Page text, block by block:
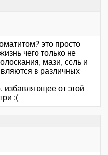
это просто
чего только не
мази, соль и
в различных
избавляющее от этой
:(